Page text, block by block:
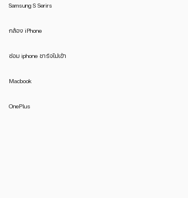
Samsung S Serirs
กล้อง iPhone
ซ่อม iphone ชาร์จไม่เข้า
Macbook
OnePlus